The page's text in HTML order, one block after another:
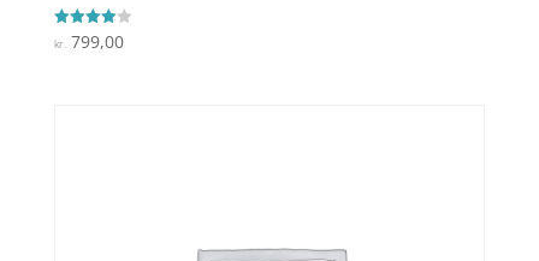
Vurderet
4
kr.799,00